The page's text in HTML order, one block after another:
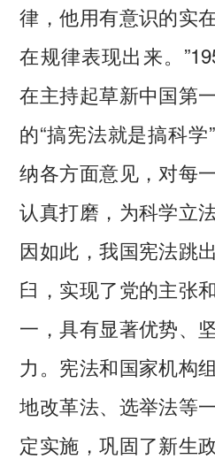
律，他用有意识的实
在规律表现出来。
在主持起草新中国第
的“搞宪法就是搞科
纳各方面意见，对每
认真打磨，为科学立
因如此，我国宪法跳
臼，实现了党的主张
一，具有显著优势、
力。宪法和国家机构
地改革法、选举法等
定实施，巩固了新生